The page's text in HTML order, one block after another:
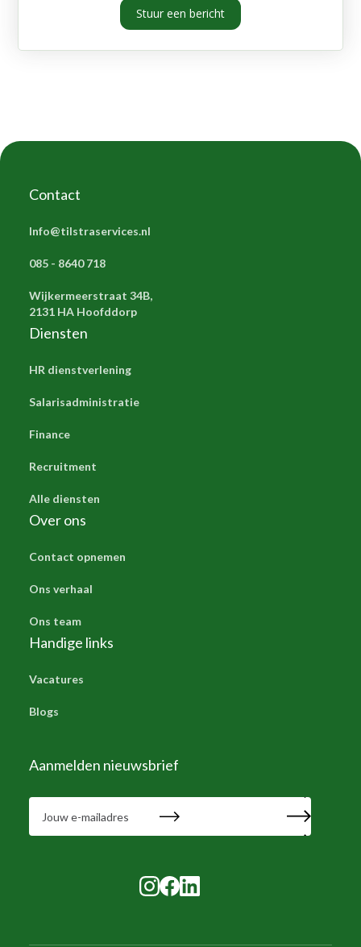
Stuur een bericht
Contact
Info@tilstraservices.nl
085 - 8640 718
Wijkermeerstraat 34B,
2131 HA Hoofddorp
Diensten
HR dienstverlening
Salarisadministratie
Finance
Recruitment
Alle diensten
Over ons
Contact opnemen
Ons verhaal
Ons team
Handige links
Vacatures
Blogs
Aanmelden nieuwsbrief